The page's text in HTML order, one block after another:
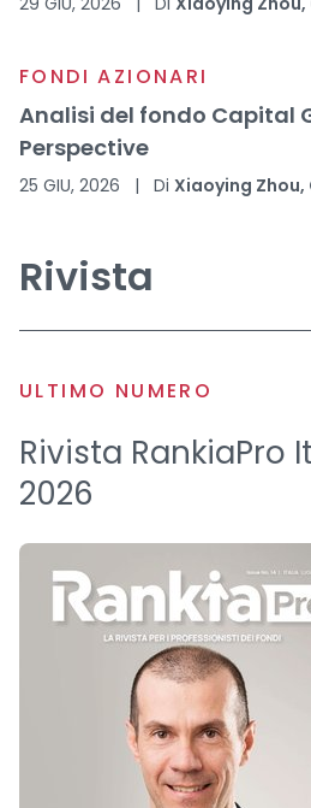
FONDI AZIONARI
Analisi del fondo Capital
Perspective
25 GIU, 2026 | Di Xiaoying Zhou,
Rivista
ULTIMO NUMERO
Rivista RankiaPro
2026